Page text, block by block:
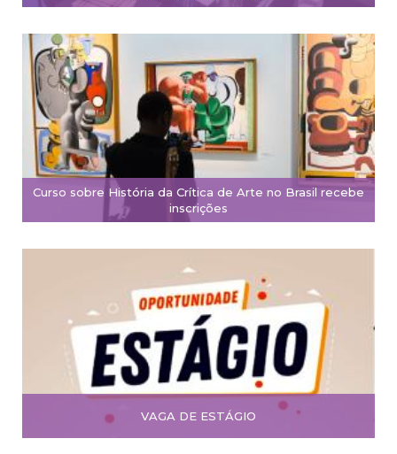
Curso sobre História da Crítica de Arte no Brasil recebe
inscrições
VAGA DE ESTÁGIO